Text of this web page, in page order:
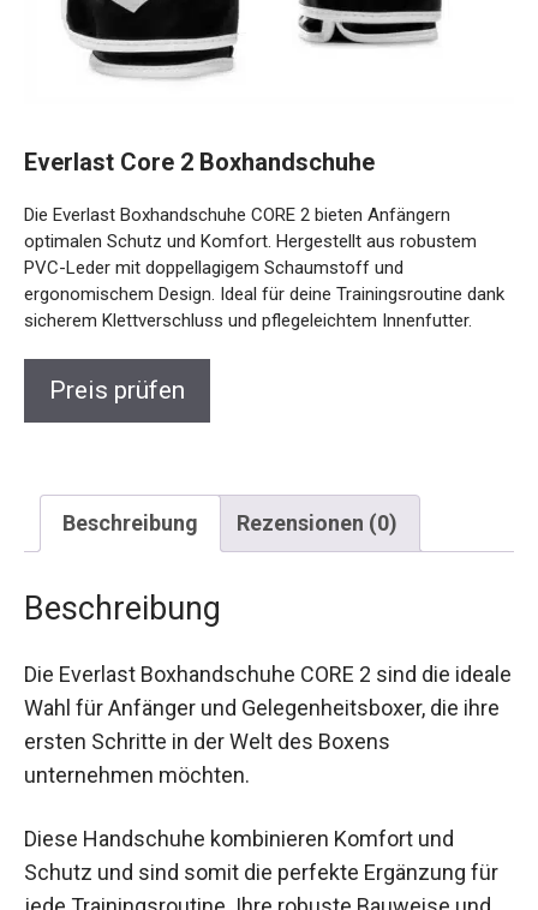
Everlast Core 2 Boxhandschuhe
Die Everlast Boxhandschuhe CORE 2 bieten Anfängern
optimalen Schutz und Komfort. Hergestellt aus robustem
PVC-Leder mit doppellagigem Schaumstoff und
ergonomischem Design. Ideal für deine Trainingsroutine
dank sicherem Klettverschluss und pflegeleichtem
Innenfutter.
Preis prüfen
Die Everlast Boxhandschuhe CORE 2 sind die
ideale Wahl für Anfänger und Gelegenheitsboxer,
die ihre ersten Schritte in der Welt des Boxens
Diese Handschuhe kombinieren Komfort und